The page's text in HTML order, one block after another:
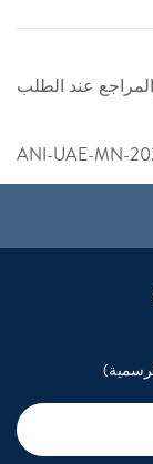
عند الطلب
ANI-UAE-MN-